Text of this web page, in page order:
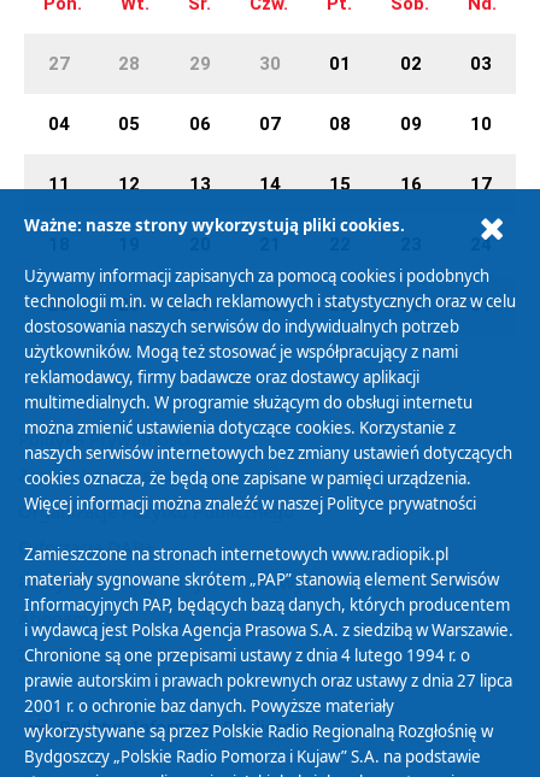
27 28 29 30 01 02 03
04 05 06 07 08 09 10
11 12 13 14 15 16 17
24
25 26 27 28 29 30 31
Polityka Prywatności
Zasady korzystania z Serwisu
Organizacje Pożytku Publicznego
Cyfryzacja DAB+
Polityka ochrony danych osobowych
Abonament
Zamówienia publiczne
Biuletyn Informacji Publicznej
Ważne: nasze strony wykorzystują pliki cookies.
Używamy informacji zapisanych za pomocą cookies i podobnych
technologii m.in. w celach reklamowych i statystycznych oraz w celu
dostosowania naszych serwisów do indywidualnych potrzeb
użytkowników. Mogą też stosować je współpracujący z nami
reklamodawcy, firmy badawcze oraz dostawcy aplikacji
multimedialnych. W programie służącym do obsługi internetu
można zmienić ustawienia dotyczące cookies. Korzystanie z
naszych serwisów internetowych bez zmiany ustawień dotyczących
cookies oznacza, że będą one zapisane w pamięci urządzenia.
Więcej informacji można znaleźć w naszej Polityce prywatności
Zamieszczone na stronach internetowych www.radiopik.pl
materiały sygnowane skrótem „PAP” stanowią element Serwisów
Informacyjnych PAP, będących bazą danych, których producentem
i wydawcą jest Polska Agencja Prasowa S.A. z siedzibą w Warszawie.
Chronione są one przepisami ustawy z dnia 4 lutego 1994 r. o
prawie autorskim i prawach pokrewnych oraz ustawy z dnia 27 lipca
2001 r. o ochronie baz danych. Powyższe materiały
wykorzystywane są przez Polskie Radio Regionalną Rozgłośnię w
Bydgoszczy „Polskie Radio Pomorza i Kujaw” S.A. na podstawie